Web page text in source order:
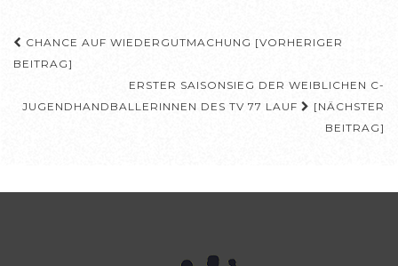
Beitragsnavigation
CHANCE AUF WIEDERGUTMACHUNG [VORHERIGER
BEITRAG]
ERSTER SAISONSIEG DER WEIBLICHEN C-
JUGENDHANDBALLERINNEN DES TV 77 LAUF
[NÄCHSTER
BEITRAG]